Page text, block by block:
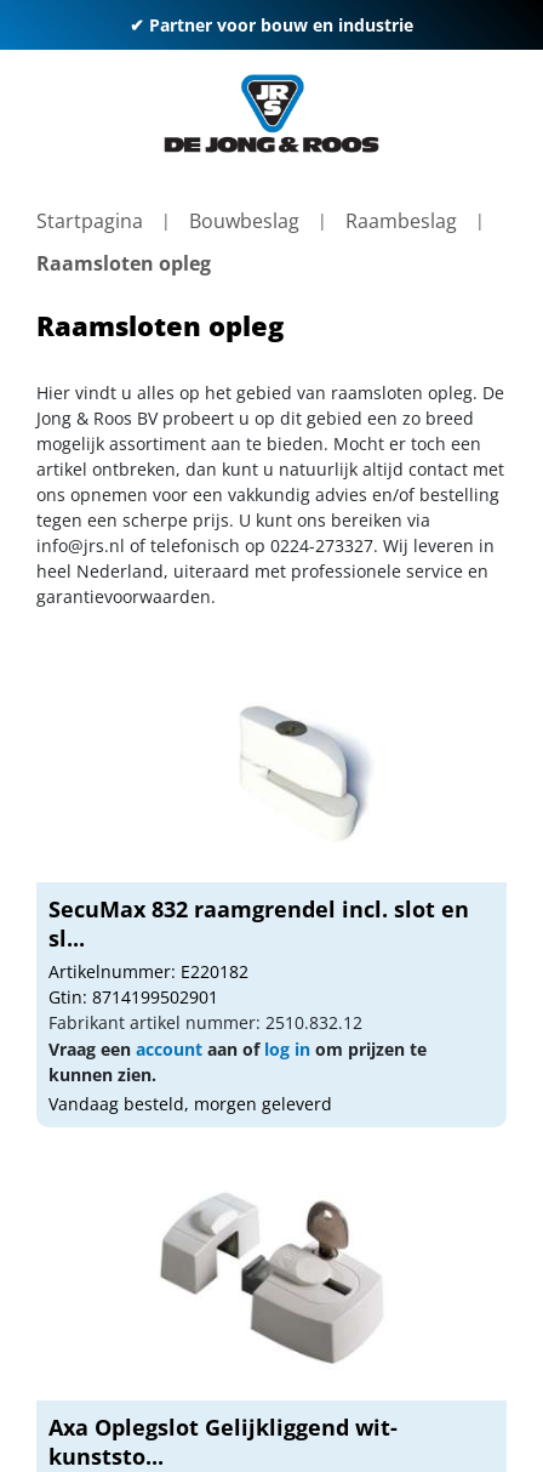
✔ Partner voor bouw en industrie
Startpagina Bouwbeslag
Raambeslag
Raamsloten opleg
Raamsloten opleg
Hier vindt u alles op het gebied van raamsloten opleg. De
Jong & Roos BV probeert u op dit gebied een zo breed
mogelijk assortiment aan te bieden. Mocht er toch een
artikel ontbreken, dan kunt u natuurlijk altijd contact met
ons opnemen voor een vakkundig advies en/of bestelling
tegen een scherpe prijs. U kunt ons bereiken via
info@jrs.nl of telefonisch op 0224-273327. Wij leveren in
heel Nederland, uiteraard met professionele service en
garantievoorwaarden.
SecuMax 832 raamgrendel incl. slot en
sl...
Artikelnummer: E220182
Gtin: 8714199502901
Fabrikant artikel nummer: 2510.832.12
Vraag een account aan of log in om prijzen te
kunnen zien.
Vandaag besteld, morgen geleverd
Axa Oplegslot Gelijkliggend wit-
kunststo...